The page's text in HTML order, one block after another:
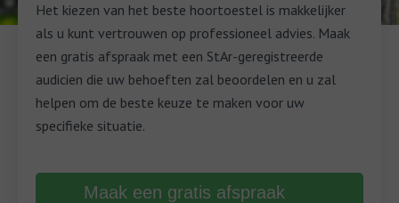
Het kiezen van het beste hoortoestel is makkelijker
als u kunt vertrouwen op professioneel advies. Maak
een gratis afspraak met een StAr-geregistreerde
audicien die uw behoeften zal beoordelen en u zal
helpen om de beste keuze te maken voor uw
specifieke situatie.
Maak een gratis afspraak